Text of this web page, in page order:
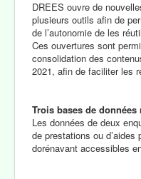
DREES ouvre de
plusieurs outils afin de
de l’autonomie de les
Ces ouvertures sont
consolidation des
2021, afin de faciliter les
Trois bases de
Les données de deux
de prestations ou
dorénavant accessibles